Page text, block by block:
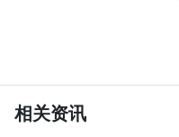
相关资讯